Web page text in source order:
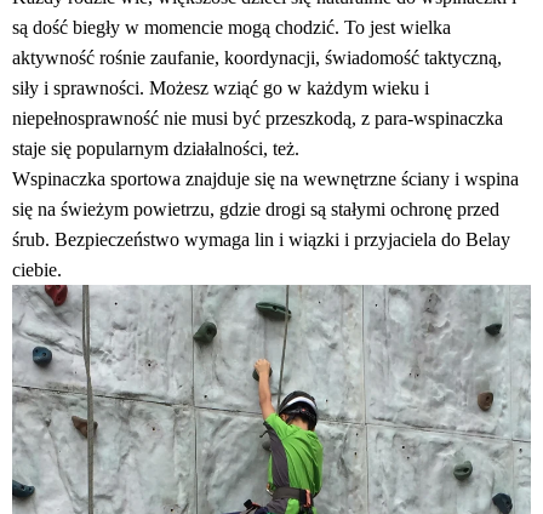
są dość biegły w momencie mogą chodzić. To jest wielka
aktywność rośnie zaufanie, koordynacji, świadomość taktyczną,
siły i sprawności. Możesz wziąć go w każdym wieku i
niepełnosprawność nie musi być przeszkodą, z para-wspinaczka
staje się popularnym działalności, też.
Wspinaczka sportowa znajduje się na wewnętrzne ściany i wspina
się na świeżym powietrzu, gdzie drogi są stałymi ochronę przed
śrub. Bezpieczeństwo wymaga lin i wiązki i przyjaciela do Belay
ciebie.